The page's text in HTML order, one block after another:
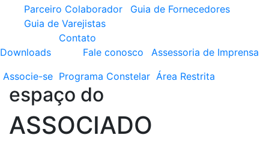
Parceiro Colaborador
Guia de Fornecedores
Guia de Varejistas
Downloads
Contato
Fale conosco
Assessoria de Imprensa
Associe-se Programa Constelar Área Restrita
espaço do
ASSOCIADO